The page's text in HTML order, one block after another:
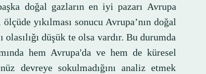
doğal gazların en iyi pazarı Avrupa
yıkılması sonucu Avrupa’nın doğal
olasılığı düşük te olsa vardır. Bu durumda
hem Avrupa'da ve hem de küresel
devreye sokulmadığını analiz etmek